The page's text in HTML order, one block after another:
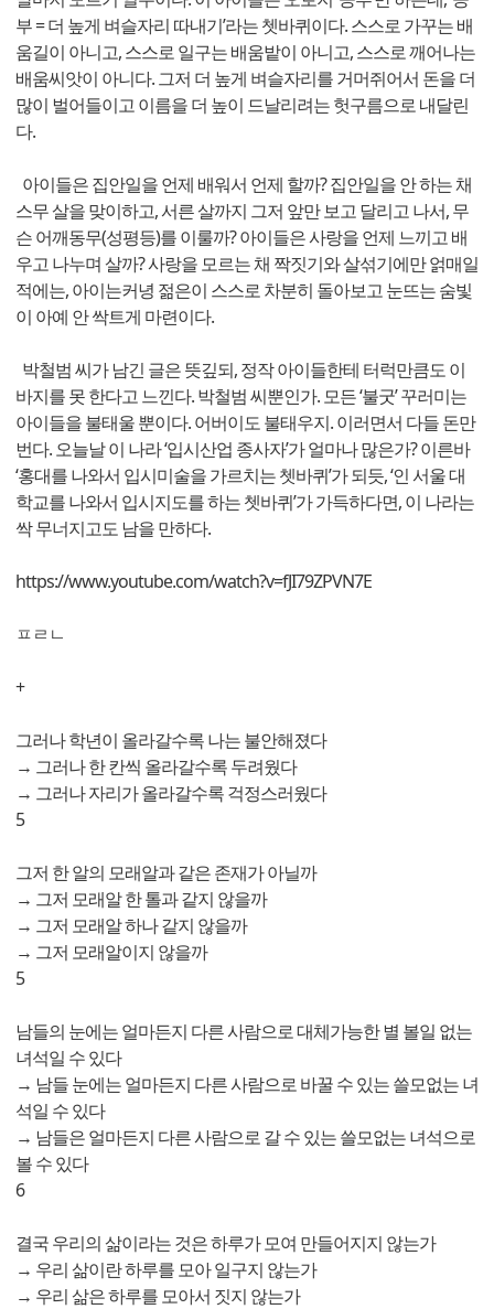
부 = 더 높게 벼슬자리 따내기’라는 쳇바퀴이다. 스스로 가꾸는 배
움길이 아니고, 스스로 일구는 배움밭이 아니고, 스스로 깨어나는
배움씨앗이 아니다. 그저 더 높게 벼슬자리를 거머쥐어서 돈을 더
많이 벌어들이고 이름을 더 높이 드날리려는 헛구름으로 내달린
다.
아이들은 집안일을 언제 배워서 언제 할까? 집안일을 안 하는 채
스무 살을 맞이하고, 서른 살까지 그저 앞만 보고 달리고 나서, 무
슨 어깨동무(성평등)를 이룰까? 아이들은 사랑을 언제 느끼고 배
우고 나누며 살까? 사랑을 모르는 채 짝짓기와 살섞기에만 얽매일
적에는, 아이는커녕 젊은이 스스로 차분히 돌아보고 눈뜨는 숨빛
이 아예 안 싹트게 마련이다.
박철범 씨가 남긴 글은 뜻깊되, 정작 아이들한테 터럭만큼도 이
바지를 못 한다고 느낀다. 박철범 씨뿐인가. 모든 ‘불굿’ 꾸러미는
아이들을 불태울 뿐이다. 어버이도 불태우지. 이러면서 다들 돈만
번다. 오늘날 이 나라 ‘입시산업 종사자’가 얼마나 많은가? 이른바
‘홍대를 나와서 입시미술을 가르치는 쳇바퀴’가 되듯, ‘인 서울 대
학교를 나와서 입시지도를 하는 쳇바퀴’가 가득하다면, 이 나라는
싹 무너지고도 남을 만하다.
https://www.youtube.com/watch?v=fJI79ZPVN7E
ㅍㄹㄴ
+
그러나 학년이 올라갈수록 나는 불안해졌다
→ 그러나 한 칸씩 올라갈수록 두려웠다
→ 그러나 자리가 올라갈수록 걱정스러웠다
5
그저 한 알의 모래알과 같은 존재가 아닐까
→ 그저 모래알 한 톨과 같지 않을까
→ 그저 모래알 하나 같지 않을까
→ 그저 모래알이지 않을까
5
남들의 눈에는 얼마든지 다른 사람으로 대체가능한 별 볼일 없는
녀석일 수 있다
→ 남들 눈에는 얼마든지 다른 사람으로 바꿀 수 있는 쓸모없는 녀
석일 수 있다
→ 남들은 얼마든지 다른 사람으로 갈 수 있는 쓸모없는 녀석으로
볼 수 있다
6
결국 우리의 삶이라는 것은 하루가 모여 만들어지지 않는가
→ 우리 삶이란 하루를 모아 일구지 않는가
→ 우리 삶은 하루를 모아서 짓지 않는가